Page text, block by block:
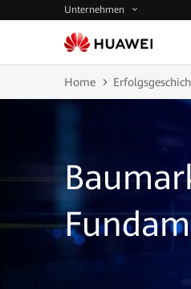
Unternehmen
Home